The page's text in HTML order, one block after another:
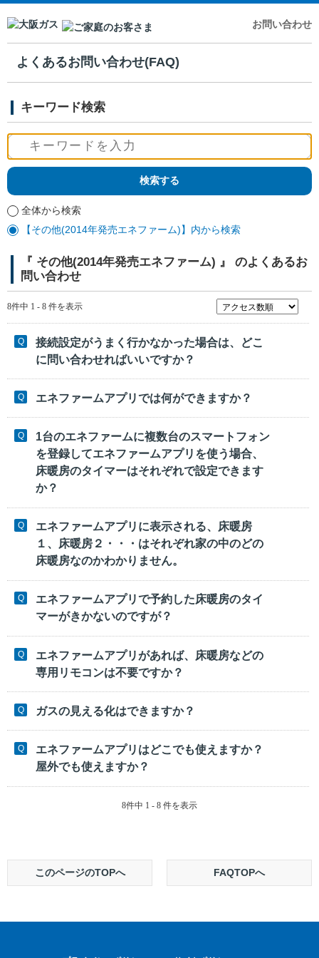
お問い合わせ
よくあるお問い合わせ(FAQ)
キーワード検索
全体から検索
【その他(2014年発売エネファーム)】内から検索
『 その他(2014年発売エネファーム) 』 のよくあるお
問い合わせ
8件中 1 - 8 件を表示
接続設定がうまく行かなかった場合は、どこ
に問い合わせればいいですか？
エネファームアプリでは何ができますか？
1台のエネファームに複数台のスマートフォン
を登録してエネファームアプリを使う場合、
床暖房のタイマーはそれぞれで設定できます
か？
エネファームアプリに表示される、床暖房
１、床暖房２・・・はそれぞれ家の中のどの
床暖房なのかわかりません。
エネファームアプリで予約した床暖房のタイ
マーがきかないのですが？
エネファームアプリがあれば、床暖房などの
専用リモコンは不要ですか？
ガスの見える化はできますか？
エネファームアプリはどこでも使えますか？
屋外でも使えますか？
8件中 1 - 8 件を表示
このページのTOPへ FAQTOPへ